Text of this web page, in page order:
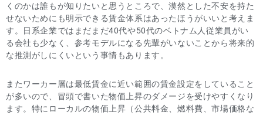
くのかは誰もが知りたいと思うところで、漠然とした不安を持た
せないためにも明示できる賃金体系はあったほうがいいと考えま
す。日系企業ではまだまだ40代や50代のベトナム人従業員がい
る会社も少なく、参考モデルになる先輩がいないことから将来的
な推測がしにくいという事情もあります。
またワーカー層は最低賃金に近い範囲の賃金設定をしていること
が多いので、冒頭で書いた物価上昇のダメージを受けやすくなり
ます。特にローカルの物価上昇（公共料金、燃料費、市場価格な